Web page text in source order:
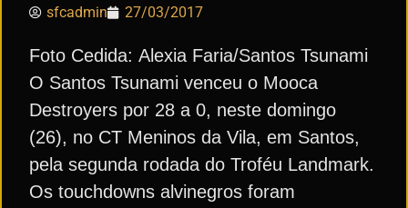
sfcadmin 27/03/2017
Foto Cedida: Alexia Faria/Santos Tsunami
O Santos Tsunami venceu o Mooca
Destroyers por 28 a 0, neste domingo
(26), no CT Meninos da Vila, em Santos,
pela segunda rodada do Troféu Landmark.
Os touchdowns alvinegros foram